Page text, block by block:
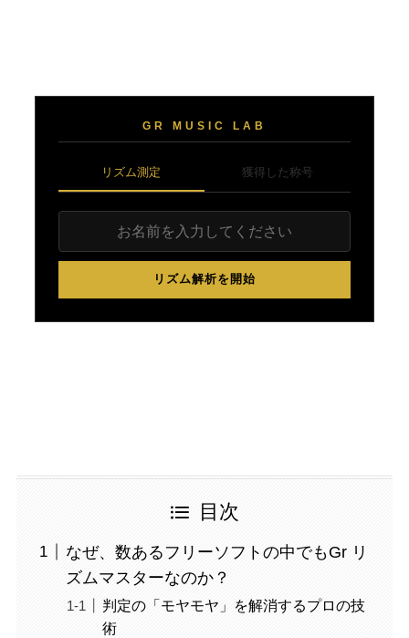
GR MUSIC LAB
リズム測定 獲得した称号
リズム解析を開始
目次
なぜ、数あるフリーソフトの中でもGr リ
ズムマスターなのか？
判定の「モヤモヤ」を解消するプロの技
術